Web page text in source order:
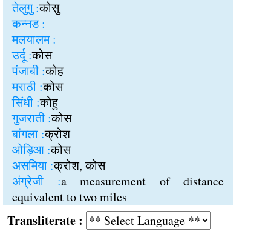
तेलुगु :कोसु
कन्नड :
मलयालम :
उर्दू :कोस
पंजाबी :कोह
मराठी :कोस
सिंधी :कोहु
गुजराती :कोस
बांगला :क्रोश
ओड़िआ :कोस
असमिया :क्रोश, कोस
अंग्रेजी :a measurement of distance
equivalent to two miles
: